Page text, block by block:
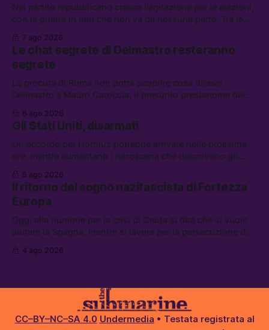
Nel partito repubblicano cresce l’agitazione per le elezioni,
con la guerra in Iran che non va da nessuna parte. Tra le
lavoro, Schlein prova a mettere in sicurezza la coalizione, e
che cos’è lo “Spiralismo,” la religione degli agenti IA
7 ago 2026
Le chat segrete di Delmastro resteranno
segrete
La procura di Roma non potrà scoprire cosa diceva
Delmastro a Mauro Caroccia, il presunto prestanome del
attacchi in Libano, il governo chiederà 36 miliardi di
flessibilità in armi e energia, e Grokipedia è già stata
abbandonata
6 ago 2026
Gli Stati Uniti, disarmati
Un accordo per Hormuz potrebbe arrivare nelle prossime
ore, mentre aumentano i retroscena che descrivono gli
chi aspetta i dispersi di Ceuta, il boom dei carburanti
diluiti, e quanti attivisti anti data center sono stati arrestati
5 ago 2026
Il ritorno del sogno nazifascista di Fortezza
Europa
Oggi alla riunione per la crisi di Ceuta si dirà che si vuole
aiutare la Spagna, mentre si lavora per la persecuzione dei
spontanei a Gaza, un giovane di 19 anni è morto sotto il
4 ago 2026
CC–BY–NC–SA 4.0 Undermedia • Testata registrata al